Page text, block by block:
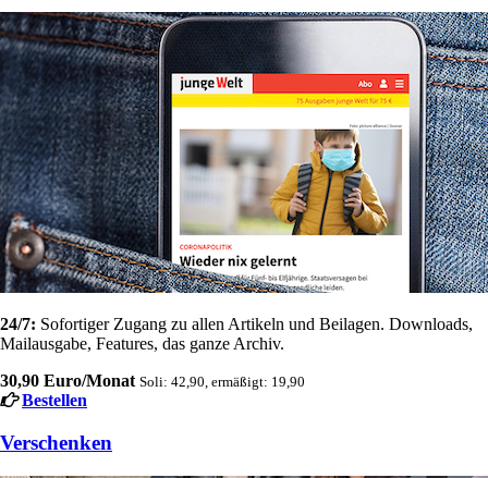
24/7: Sofortiger Zugang zu allen Artikeln und Beilagen. Downloads,
Mailausgabe, Features, das ganze Archiv.
30,90 Euro/Monat Soli: 42,90, ermäßigt: 19,90
Bestellen
Verschenken